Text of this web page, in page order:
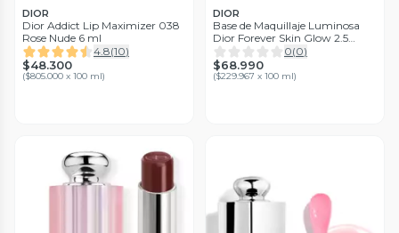
DIOR
Dior Addict Lip Maximizer 038
Rose Nude 6 ml
4.8(10)
$48.300
($805.000 x 100 ml)
DIOR
Base de Maquillaje Luminosa
Dior Forever Skin Glow 2.5
Neutral
0(0)
$68.990
($229.967 x 100 ml)